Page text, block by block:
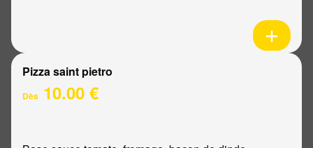
Pizza saint pietro
Dès 10.00 €